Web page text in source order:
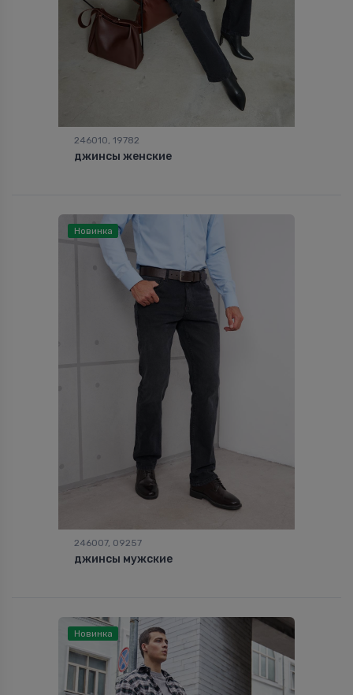
246010, 19782
джинсы женские
Новинка
246007, 09257
джинсы мужские
Новинка